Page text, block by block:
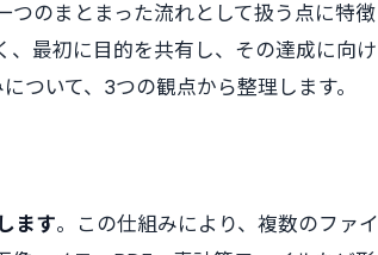
のまとまった流れとして扱う点に特徴
最初に目的を共有し、その達成に向け
ついて、3つの観点から整理します。
ます。この仕組みにより、複数のファイ